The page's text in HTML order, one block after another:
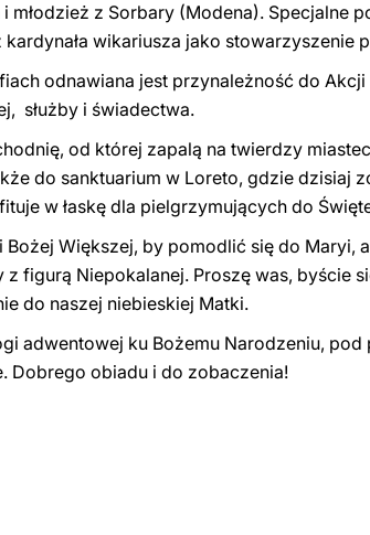
z Sorbary (Modena). Specjalne
wikariusza jako stowarzyszenie
odnawiana jest przynależność do
służby i świadectwa.
od której zapalą na twierdzy
do sanktuarium w Loreto, gdzie dzisiaj
w łaskę dla pielgrzymujących do
Większej, by pomodlić się do Maryi,
figurą Niepokalanej. Proszę was, byście
do naszej niebieskiej Matki.
adwentowej ku Bożemu Narodzeniu,
Dobrego obiadu i do zobaczenia!